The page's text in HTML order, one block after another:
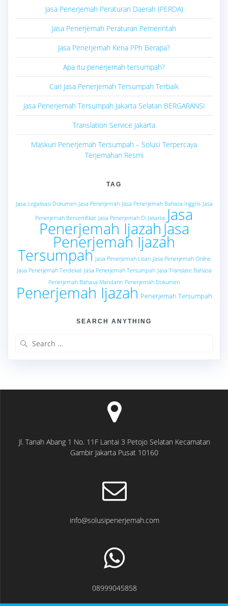
Jasa Penerjemah Peraturan Daerah (PERDA)
Jasa Penerjemah Peraturan Pemerintah
Jasa Penerjemah Kena PPh Berapa?
Apa itu penerjemah tersumpah?
Cari Jasa Penerjemah Tersumpah Terbaik
Jasa Penerjemah Tersumpah Jakarta Selatan BERGARANSI
Translation Service Jakarta
Maskuri Penerjemah Tersumpah – Solusi Terpercaya
Terjemahan Resmi
TAG
Jasa Legalisasi Dokumen Jasa Penerjemah Jasa Penerjemah Bahasa Inggris Jasa
Penerjemah Bersertifikat Jasa Penerjemah Di Jakarta Jasa
Penerjemah Ijazah Jasa
Penerjemah Ijazah
Tersumpah Jasa Penerjemah Lisan Jasa Penerjemah Online
Jasa Penerjemah Terdekat Jasa Penerjemah Tersumpah Jasa Translate Bahasa
Penerjemah Bahasa Mandarin Penerjemah Dokumen
Penerjemah Ijazah Penerjemah Tersumpah
SEARCH ANYTHING
Jl. Tanah Abang 1 No. 11F Lantai 3 Petojo Selatan Kecamatan
Gambir Jakarta Pusat 10160
info@solusipenerjemah.com
08999045858